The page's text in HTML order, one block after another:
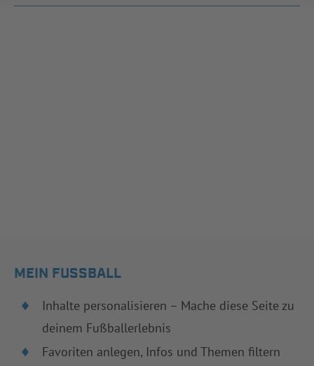
MEIN FUSSBALL
Inhalte personalisieren – Mache diese Seite zu
deinem Fußballerlebnis
Favoriten anlegen, Infos und Themen filtern